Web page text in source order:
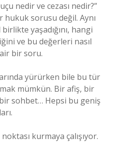
nedir ve cezası nedir?”
hukuk sorusu değil. Aynı
yaşadığını, hangi
ve bu değerleri nasıl
bir soru.
yürürken bile bu tür
mümkün. Bir afiş, bir
bir sohbet… Hepsi bu geniş
kurmaya çalışıyor.